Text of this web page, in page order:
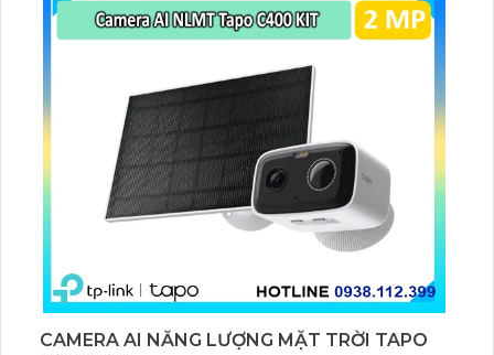
GB.
CAMERA AI NĂNG LƯỢNG MẶT TRỜI TAPO